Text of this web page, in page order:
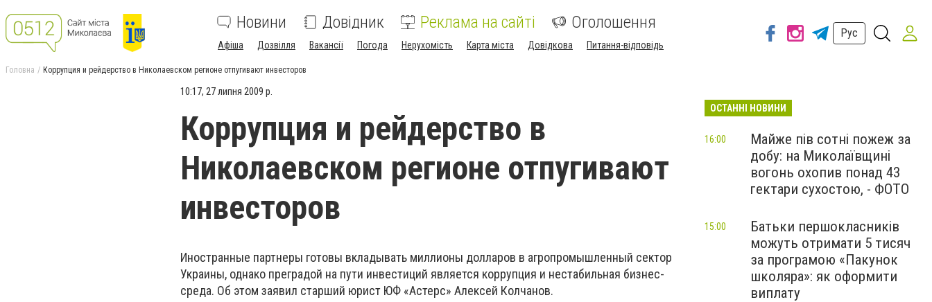
Новини Довідник Реклама на сайті Оголошення
Афіша Дозвілля Вакансії Погода Нерухомість Карта міста Довідкова Питання-відповідь
Рус
Головна Коррупция и рейдерство в Николаевском регионе отпугивают инвесторов
10:17, 27 липня 2009 р.
Коррупция и рейдерство в
Николаевском регионе отпугивают
инвесторов
Иностранные партнеры готовы вкладывать миллионы долларов в агропромышленный сектор
Украины, однако преградой на пути инвестиций является коррупция и нестабильная бизнес-
среда. Об этом заявил старший юрист ЮФ «Астерс» Алексей Колчанов.
ОСТАННІ НОВИНИ
Майже пів сотні пожеж за
добу: на Миколаївщині
вогонь охопив понад 43
гектари сухостою, - ФОТО
16:00
Батьки першокласників
можуть отримати 5 тисяч
за програмою «Пакунок
школяра»: як оформити
виплату
15:00